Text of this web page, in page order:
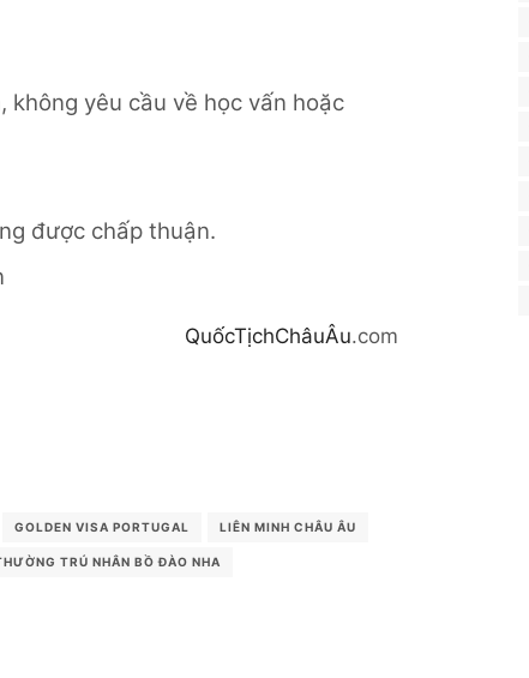
không yêu cầu về học vấn hoặc
được chấp thuận.
QuốcTịchChâuÂu.com
GOLDEN VISA PORTUGAL LIÊN MINH CHÂU ÂU
TRÚ NHÂN BỒ ĐÀO NHA